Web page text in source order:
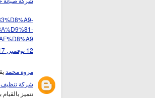
12 نوفمبر, 2017 22:22
مروة محمد
شركة تنظيف
تتميز